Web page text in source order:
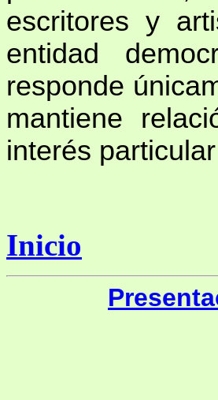
escritores y
entidad
responde
mantiene
interés
Inicio